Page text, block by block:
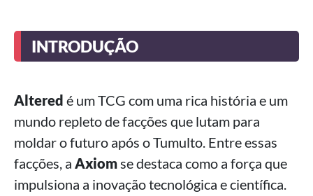
INTRODUÇÃO
Altered é um TCG com uma rica história e um
mundo repleto de facções que lutam para
moldar o futuro após o Tumulto. Entre essas
facções, a Axiomse destaca como a força que
impulsiona a inovação tecnológica e científica.